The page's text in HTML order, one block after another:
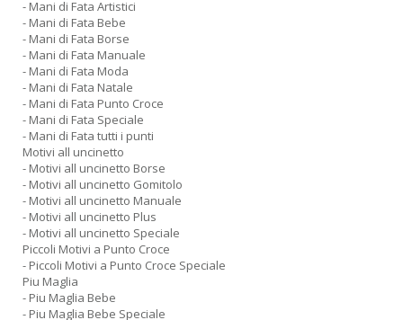
- Mani di Fata Artistici
- Mani di Fata Bebe
- Mani di Fata Borse
- Mani di Fata Manuale
- Mani di Fata Moda
- Mani di Fata Natale
- Mani di Fata Punto Croce
- Mani di Fata Speciale
- Mani di Fata tutti i punti
Motivi all uncinetto
- Motivi all uncinetto Borse
- Motivi all uncinetto Gomitolo
- Motivi all uncinetto Manuale
- Motivi all uncinetto Plus
- Motivi all uncinetto Speciale
Piccoli Motivi a Punto Croce
- Piccoli Motivi a Punto Croce Speciale
Piu Maglia
- Piu Maglia Bebe
- Piu Maglia Bebe Speciale